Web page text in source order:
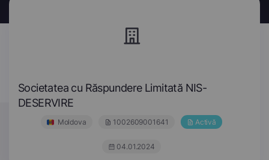
Societatea cu Răspundere Limitată NIS-
DESERVIRE
Moldova 1002609001641 Activă
04.01.2024